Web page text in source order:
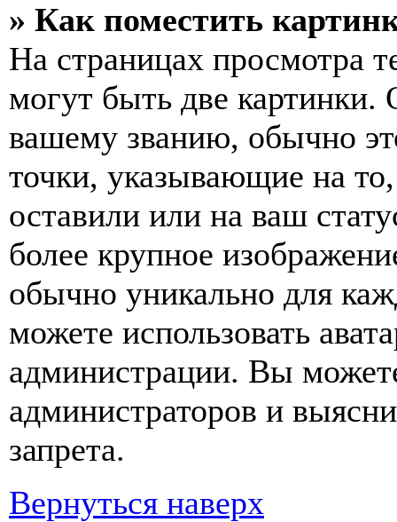
» Как поместить
На страницах просмотра
могут быть две картинки.
вашему званию, обычно
точки, указывающие на
оставили или на ваш
более крупное
обычно уникально для
можете использовать
администрации. Вы
администраторов и
запрета.
Вернуться наверх